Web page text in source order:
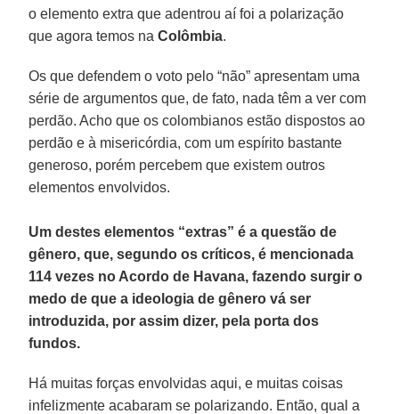
o elemento extra que adentrou aí foi a polarização
que agora temos naColômbia.
Os que defendem o voto pelo “não” apresentam uma
série de argumentos que, de fato, nada têm a ver com
perdão. Acho que os colombianos estão dispostos ao
perdão e à misericórdia, com um espírito bastante
generoso, porém percebem que existem outros
elementos envolvidos.
Um destes elementos “extras” é a questão de
gênero, que, segundo os críticos, é mencionada
114 vezes no Acordo de Havana, fazendo surgir o
medo de que a ideologia de gênero vá ser
introduzida, por assim dizer, pela porta dos
fundos.
Há muitas forças envolvidas aqui, e muitas coisas
infelizmente acabaram se polarizando. Então, qual a